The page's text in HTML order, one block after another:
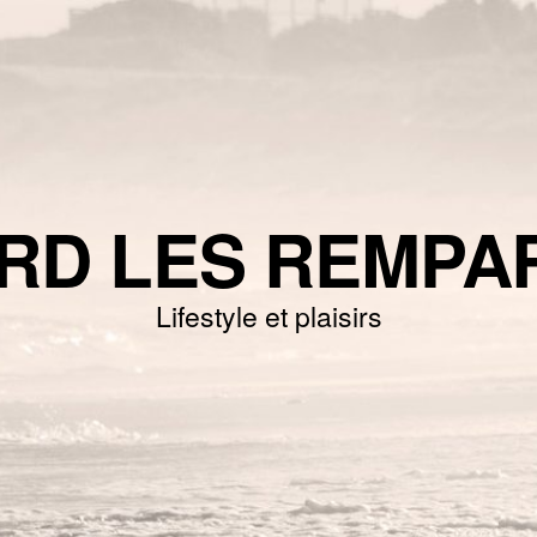
LES
Lifestyle et plaisirs